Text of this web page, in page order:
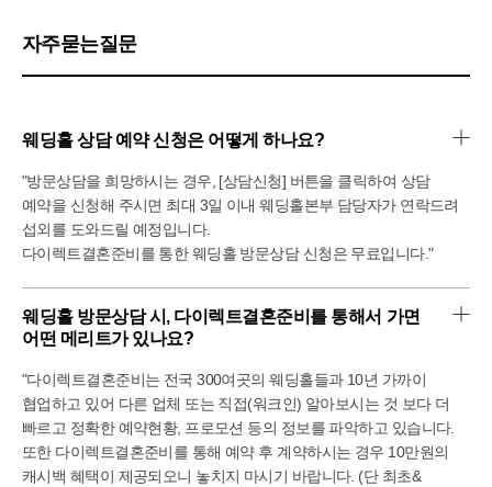
그래서 상담예약을 잡고 가보게 되었습니다. 가봤더니
아름다웠습니다.
물론 역광이라 스냅은 약간 아쉬울 수 있겠으 나, 본식은
실제로 눈으로 보는게 더 중요하다고 생각해서 심장이
떨리더라고요.
컨벤션홀도 봤는데, 그랜드볼룸홀만큼의 임팩트는
아니었으나 버진로드는 이쪽이 훨씬 제 취향이었습니다.
뭔가 초록초록한 느낌 도 좋았고 굴곡진 버진로드도 참
예쁘더라고요.
호텔예식이다보니 동시예식으로 진행되고 스테이크 코스로
진행되는 곳이어서 견적이 비수기 할인이 많이 들어갔음에도
제가 둘러 본 다른 웨딩홀들보다 천만원이상이
비싸더라고요. 그래서 아쉽게도 계약을 진행하지는
않았습니다.
하지만 뭔가 제가 웨딩홀에 욕심이 조금만 더 있었다면
망설임 없이 선택했을 만큼 정말 예쁜 웨딩홀이었습니다.
자주묻는질문
웨딩홀 상담 예약 신청은 어떻게 하나요?
"방문상담을 희망하시는 경우, [상담신청] 버튼을 클릭하여 상담
예약을 신청해 주시면 최대 3일 이내 웨딩홀본부 담당자가 연락드려
섭외를 도와드릴 예정입니다.
다이렉트결혼준비를 통한 웨딩홀 방문상담 신청은 무료입니다."
웨딩홀 방문상담 시, 다이렉트결혼준비를 통해서 가면
어떤 메리트가 있나요?
"다이렉트결혼준비는 전국 300여곳의 웨딩홀들과 10년 가까이
협업하고 있어 다른 업체 또는 직접(워크인) 알아보시는 것 보다 더
빠르고 정확한 예약현황, 프로모션 등의 정보를 파악하고 있습니다.
또한 다이렉트결혼준비를 통해 예약 후 계약하시는 경우 10만원의
캐시백 혜택이 제공되오니 놓치지 마시기 바랍니다. (단 최초&